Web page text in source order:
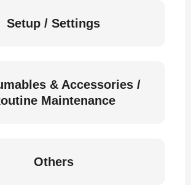
Setup / Settings
& Accessories /
Maintenance
Others